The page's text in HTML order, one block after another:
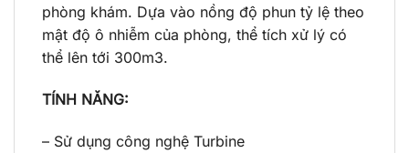
phòng khám. Dựa vào nồng độ phun tỷ lệ theo
mật độ ô nhiễm của phòng, thể tích xử lý có
thể lên tới 300m3.
TÍNH NĂNG:
– Sử dụng công nghệ Turbine